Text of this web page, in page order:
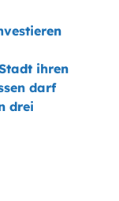
ihren
darf
drei